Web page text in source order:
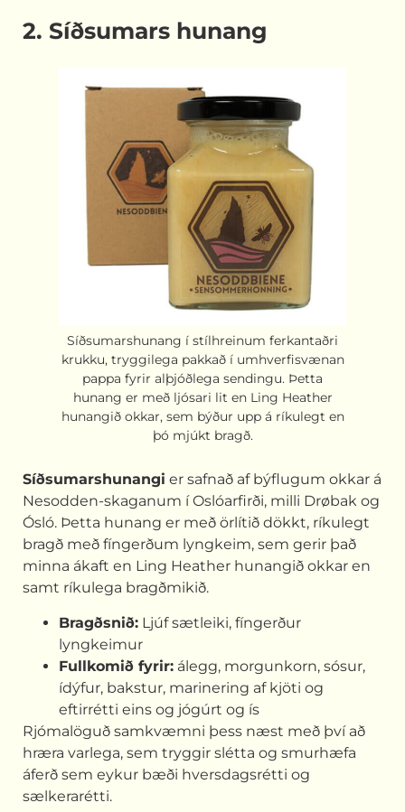
2. Síðsumars hunang
Síðsumarshunang í stílhreinum ferkantaðri
krukku, tryggilega pakkað í umhverfisvænan
pappa fyrir alþjóðlega sendingu. Þetta
hunang er með ljósari lit en Ling Heather
hunangið okkar, sem býður upp á ríkulegt en
þó mjúkt bragð.
Síðsumarshunangi er safnað af býflugum okkar á
Nesodden-skaganum í Oslóarfirði, milli Drøbak og
Ósló. Þetta hunang er með örlítið dökkt, ríkulegt
bragð með fíngerðum lyngkeim, sem gerir það
minna ákaft en Ling Heather hunangið okkar en
samt ríkulega bragðmikið.
Bragðsnið: Ljúf sætleiki, fíngerður
lyngkeimur
Fullkomið fyrir: álegg, morgunkorn, sósur,
ídýfur, bakstur, marinering af kjöti og
eftirrétti eins og jógúrt og ís
Rjómalöguð samkvæmni þess næst með því að
hræra varlega, sem tryggir slétta og smurhæfa
áferð sem eykur bæði hversdagsrétti og
sælkerarétti.